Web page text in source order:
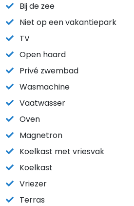
Bij de zee
Niet op een vakantiepark
TV
Open haard
Privé zwembad
Wasmachine
Vaatwasser
Oven
Magnetron
Koelkast met vriesvak
Koelkast
Vriezer
Terras